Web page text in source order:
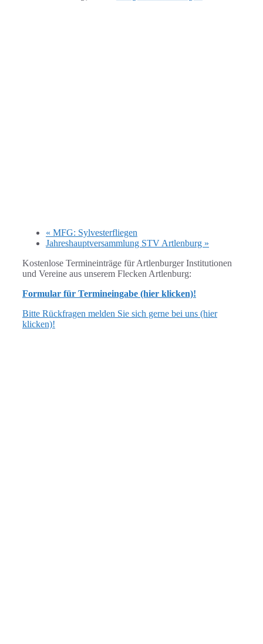
« MFG: Sylvesterfliegen
Jahreshauptversammlung STV Artlenburg »
Kostenlose Termineinträge für Artlenburger Institutionen
und Vereine aus unserem Flecken Artlenburg:
Formular für Termineingabe (hier klicken)!
Bitte Rückfragen melden Sie sich gerne bei uns (hier
klicken)!